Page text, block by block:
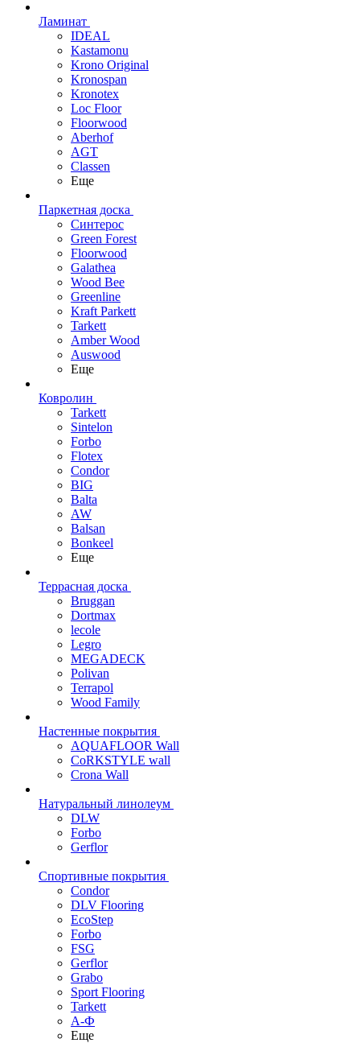
Ламинат
IDEAL
Kastamonu
Krono Original
Kronospan
Kronotex
Loc Floor
Floorwood
Aberhof
AGT
Classen
Еще
Паркетная доска
Синтерос
Green Forest
Floorwood
Galathea
Wood Bee
Greenline
Kraft Parkett
Tarkett
Amber Wood
Auswood
Еще
Ковролин
Tarkett
Sintelon
Forbo
Flotex
Condor
BIG
Balta
AW
Balsan
Bonkeel
Еще
Террасная доска
Bruggan
Dortmax
lecole
Legro
MEGADECK
Polivan
Terrapol
Wood Family
Настенные покрытия
AQUAFLOOR Wall
CoRKSTYLE wall
Crona Wall
Натуральный линолеум
DLW
Forbo
Gerflor
Спортивные покрытия
Condor
DLV Flooring
EcoStep
Forbo
FSG
Gerflor
Grabo
Sport Flooring
Tarkett
А-Ф
Еще